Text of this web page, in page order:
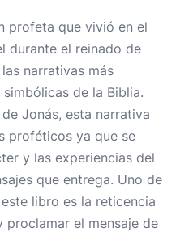
profeta que vivió en el
durante el reinado de
narrativas más
de la Biblia.
Jonás, esta narrativa
proféticos ya que se
y las experiencias del
que entrega. Uno de
libro es la reticencia
proclamar el mensaje de